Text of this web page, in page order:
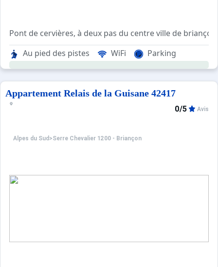
Pont de cervières, à deux pas du centre ville de
5 belles chambres, une mézzanine avec téléviseur et
Trés beaux volumes, beaucoup de caractère.
Idéal pour des vacances en famille ou en tribu !! wifi
Maison classee 3 *** en meublé de tourisme!
Au pied des pistes WiFi Parking
Appartement Relais de la Guisane 42417
Alpes du Sud >Serre Chevalier 1200 - Briançon
0/5 Avis